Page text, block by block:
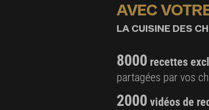
AVEC
LA CUISINE DES
8000 recettes
partagées par vos
2000 vidéos de